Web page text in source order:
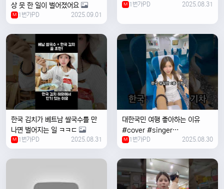
상 못 한 일이 벌어졌어요
M 1번가PD 2025.09.01
M 1번가PD 2025.08.31
한국 김치가 베트남 쌀국수를 만
나면 벌어지는 일 ㅋㅋㄷ
M 1번가PD 2025.08.31
대한국민 여행 좋아하는 이유
#cover #singer
#coversong #music #한국
여행 #한국
M 1번가PD 2025.08.30